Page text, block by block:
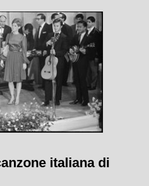
italiana di